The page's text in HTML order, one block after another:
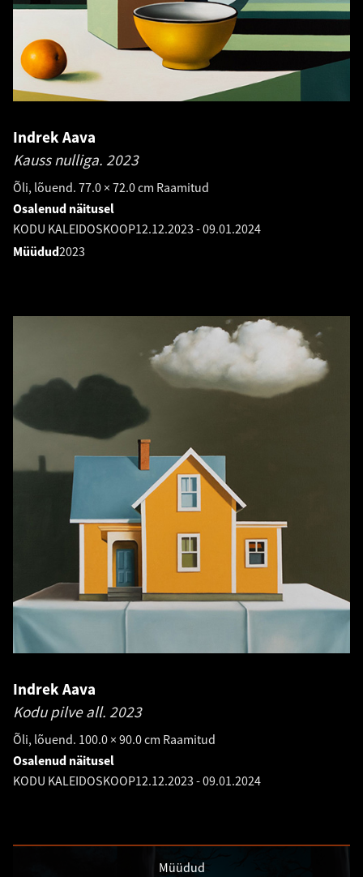
Indrek Aava
Kauss nulliga. 2023
Õli, lõuend. 77.0 × 72.0 cm Raamitud
Osalenud näitusel
KODU KALEIDOSKOOP12.12.2023 -09.01.2024
Müüdud2023
Indrek Aava
Kodu pilve all. 2023
Õli, lõuend. 100.0 × 90.0 cm Raamitud
Osalenud näitusel
KODU KALEIDOSKOOP12.12.2023 -09.01.2024
Müüdud